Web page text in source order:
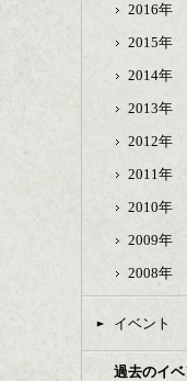
2016年
2015年
2014年
2013年
2012年
2011年
2010年
2009年
2008年
イベント
過去のイベ